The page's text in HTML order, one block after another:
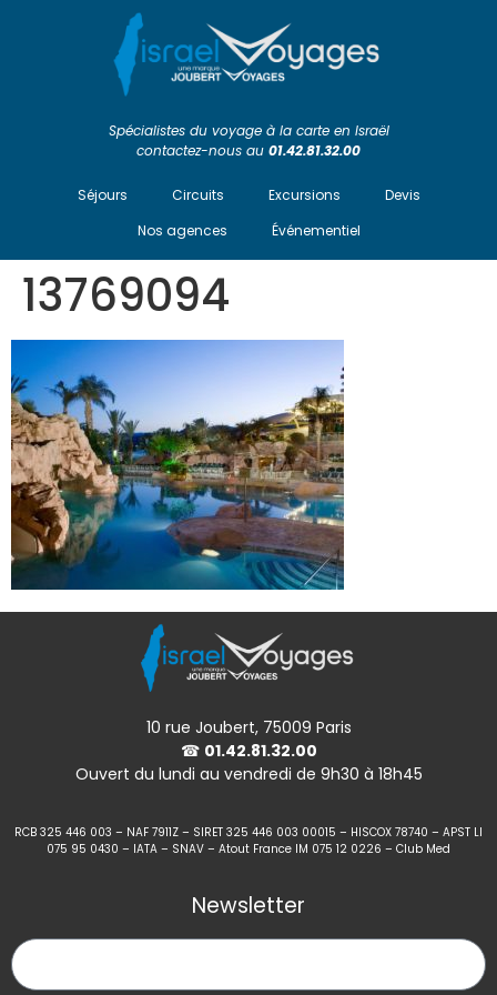
Spécialistes du voyage à la carte en Israël
contactez-nous au 01.42.81.32.00
Séjours Circuits Excursions
Devis
Nos agences
Événementiel
13769094
10 rue Joubert, 75009 Paris
☎ 01.42.81.32.00
Ouvert du lundi au vendredi de 9h30 à 18h45
RCB 325 446 003 – NAF 7911Z – SIRET 325 446 003 00015 – HISCOX 78740 – APST LI
075 95 0430 – IATA – SNAV – Atout France IM 075 12 0226 – Club Med
Newsletter